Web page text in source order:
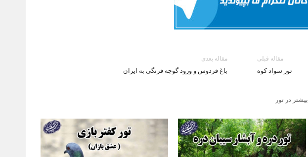
مقاله قبلی
تور سواد کوه
مقاله بعدی
باغ فردوس و ورود گوجه فرنگی به ایران
بیشتر در تور